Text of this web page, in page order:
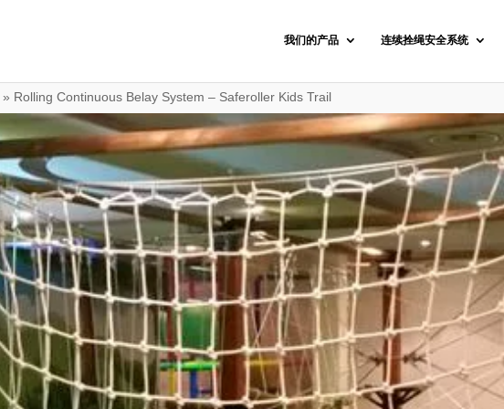
我们的产品 连续拴绳安全系统
» Rolling Continuous Belay System – Saferoller Kids Trail